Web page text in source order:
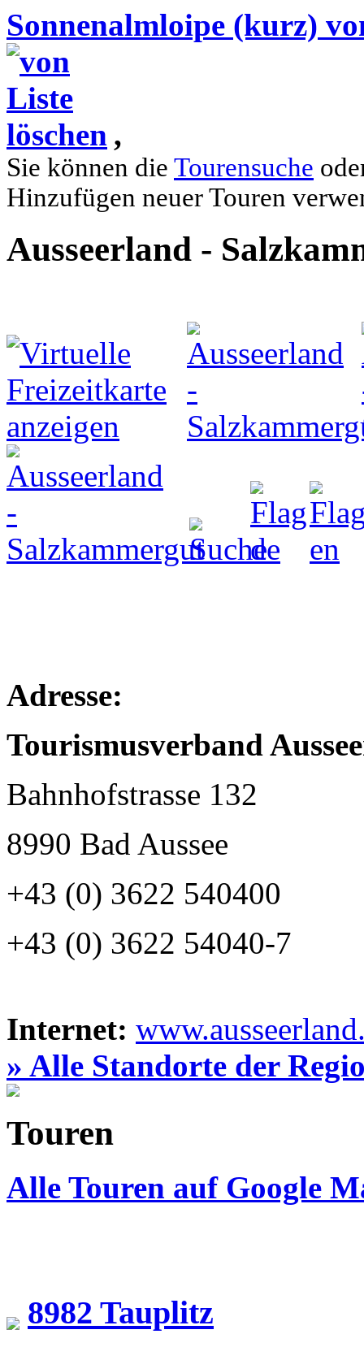
Sonnenalmloipe (kurz)
,
Sie können die Tourensuche
Hinzufügen neuer Touren
Ausseerland -
Adresse:
Tourismusverband
Bahnhofstrasse 132
8990 Bad Aussee
+43 (0) 3622 540400
+43 (0) 3622 54040-7
Internet:
» Alle Standorte der
Touren
Alle Touren auf Google
8982 Tauplitz